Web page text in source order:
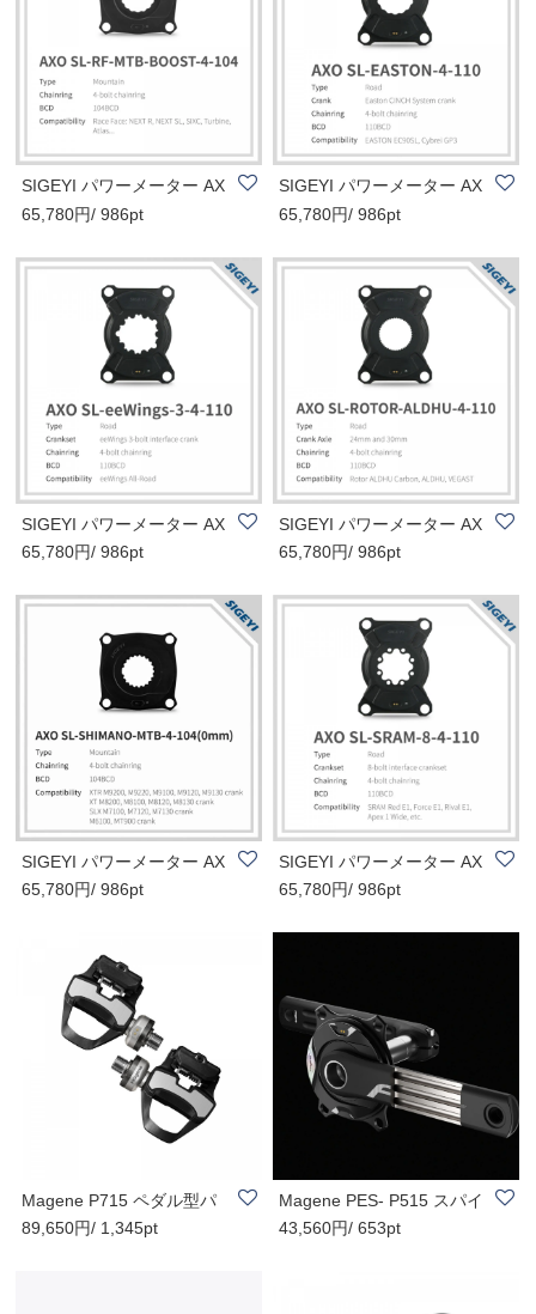
SIGEYI パワーメーター AX
O SL-RF-MTB-4-..
65,780円/ 986pt
SIGEYI パワーメーター AX
O SL-EASTON-4-..
65,780円/ 986pt
SIGEYI パワーメーター AX
O SL-eeWING
65,780円/ 986pt
SIGEYI パワーメーター AX
O SL-ROTOR
65,780円/ 986pt
SIGEYI パワーメーター AX
O SL-SHIMANO
65,780円/ 986pt
SIGEYI パワーメーター AX
O SL-SRAM
65,780円/ 986pt
Magene P715 ペダル型パ
ワーメーター
89,650円/ 1,345pt
Magene PES- P515 スパイ
ダー型パワーメ..
43,560円/ 653pt